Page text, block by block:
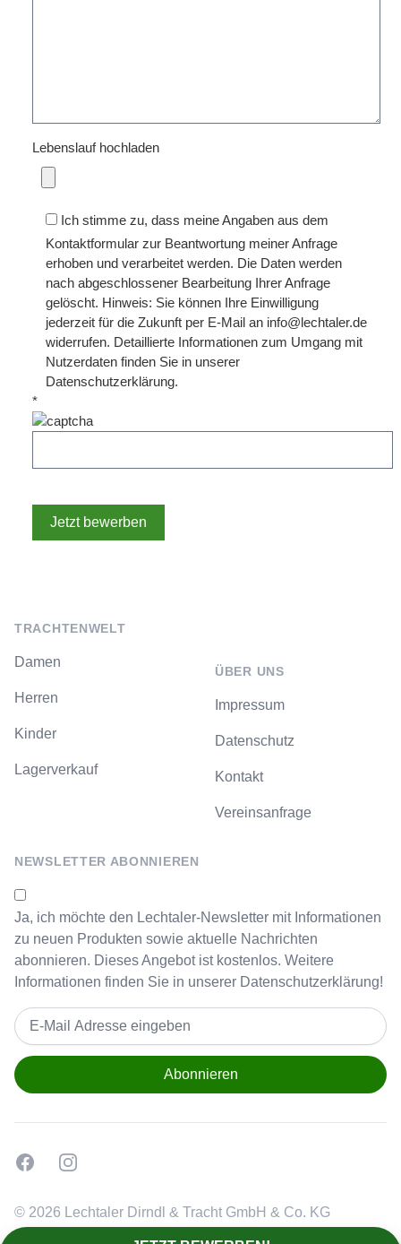
Lebenslauf hochladen
Ich stimme zu, dass meine Angaben aus dem
Kontaktformular zur Beantwortung meiner Anfrage
erhoben und verarbeitet werden. Die Daten werden
nach abgeschlossener Bearbeitung Ihrer Anfrage
gelöscht. Hinweis: Sie können Ihre Einwilligung
jederzeit für die Zukunft per E-Mail an info@lechtaler.de
widerrufen. Detaillierte Informationen zum Umgang mit
Nutzerdaten finden Sie in unserer
Datenschutzerklärung.
*
TRACHTENWELT
Damen
Herren
Kinder
Lagerverkauf
ÜBER UNS
Impressum
Datenschutz
Kontakt
Vereinsanfrage
NEWSLETTER ABONNIEREN
Ja, ich möchte den Lechtaler-Newsletter mit Informationen
zu neuen Produkten sowie aktuelle Nachrichten
abonnieren. Dieses Angebot ist kostenlos. Weitere
Informationen finden Sie in unserer Datenschutzerklärung!
Email address
FacebookInstagram
© 2026 Lechtaler Dirndl & Tracht GmbH & Co. KG